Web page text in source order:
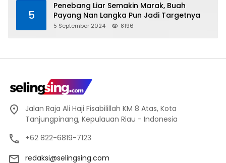
5
Penebang Liar Semakin Marak, Buah
Payang Nan Langka Pun Jadi Targetnya
5 September 2024 8196
Jalan Raja Ali Haji Fisabilillah KM 8 Atas, Kota
Tanjungpinang, Kepulauan Riau - Indonesia
+62 822-6819-7123
redaksi@selingsing.com